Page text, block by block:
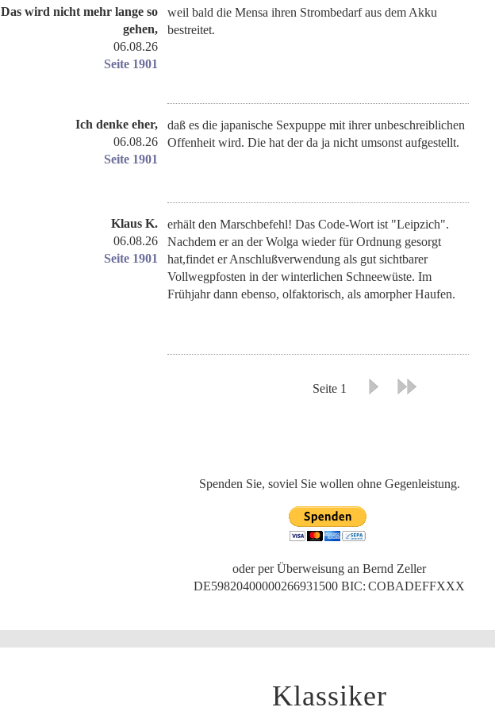
Das wird nicht mehr lange so
gehen,
06.08.26
Seite 1901
weil bald die Mensa ihren Strombedarf aus dem Akku
bestreitet.
Ich denke eher,
06.08.26
Seite 1901
daß es die japanische Sexpuppe mit ihrer unbeschreiblichen
Offenheit wird. Die hat der da ja nicht umsonst aufgestellt.
Klaus K.
06.08.26
Seite 1901
erhält den Marschbefehl! Das Code-Wort ist "Leipzich".
Nachdem er an der Wolga wieder für Ordnung gesorgt
hat,findet er Anschlußverwendung als gut sichtbarer
Vollwegpfosten in der winterlichen Schneewüste. Im
Frühjahr dann ebenso, olfaktorisch, als amorpher Haufen.
Seite 1
Spenden Sie, soviel Sie wollen ohne Gegenleistung.
oder per Überweisung an Bernd Zeller
DE59820400000266931500 BIC: COBADEFFXXX
Klassiker